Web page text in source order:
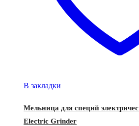
В закладки
Мельница для специй
Electric Grinder